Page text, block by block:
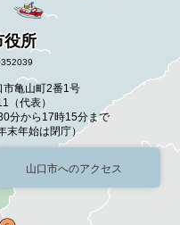
役所
亀山町2番1号
（代表）
分から17時15分まで
末年始は閉庁）
山口市へのアクセス